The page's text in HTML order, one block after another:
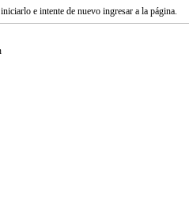
e intente de nuevo ingresar a la página.